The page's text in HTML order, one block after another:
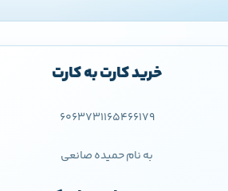
خرید کارت به کارت
6063731165466179
به نام حمیده صانعی